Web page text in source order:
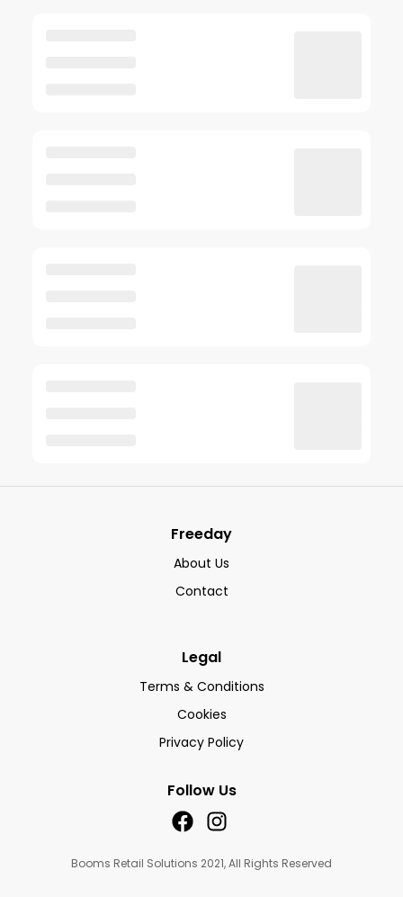
Freeday
About Us
Contact
Legal
Terms & Conditions
Cookies
Privacy Policy
Follow Us
Booms Retail Solutions 2021, All Rights Reserved